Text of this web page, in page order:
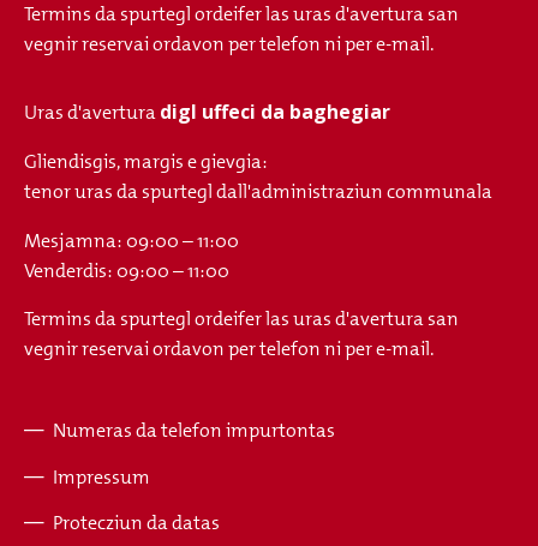
Termins da spurtegl ordeifer las uras d'avertura san
vegnir reservai ordavon per telefon ni per e-mail.
Uras d'averturadigl uffeci da baghegiar
Gliendisgis, margis e gievgia:
tenor uras da spurtegl dall'administraziun communala
Mesjamna: 09:00 – 11:00
Venderdis: 09:00 – 11:00
Termins da spurtegl ordeifer las uras d'avertura san
vegnir reservai ordavon per telefon ni per e-mail.
Numeras da telefon impurtontas
Impressum
Protecziun da datas